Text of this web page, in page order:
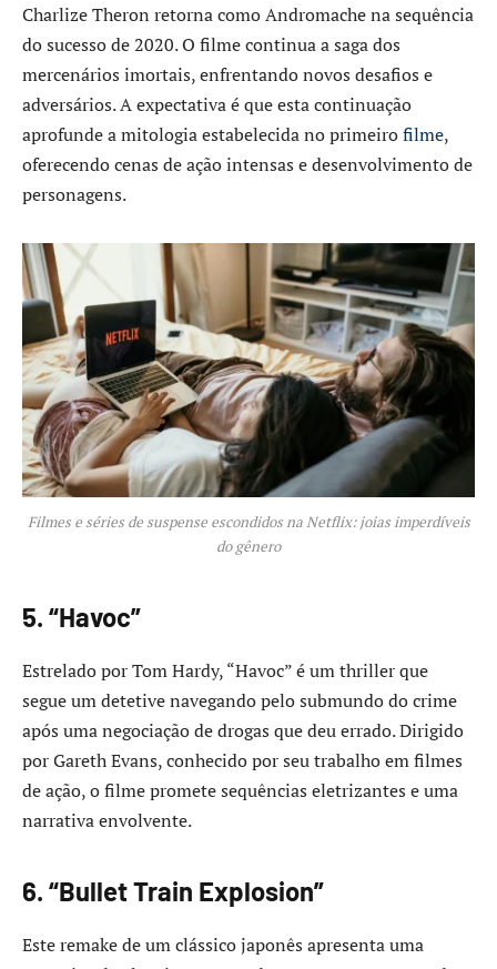
Charlize Theron retorna como Andromache na sequência
do sucesso de 2020. O filme continua a saga dos
mercenários imortais, enfrentando novos desafios e
adversários. A expectativa é que esta continuação
aprofunde a mitologia estabelecida no primeirofilme,
oferecendo cenas de ação intensas e desenvolvimento de
personagens.​
Filmes e séries de suspense escondidos na Netflix: joias imperdíveis
do gênero
5. “Havoc”
Estrelado por Tom Hardy, “Havoc” é um thriller que
segue um detetive navegando pelo submundo do crime
após uma negociação de drogas que deu errado. Dirigido
por Gareth Evans, conhecido por seu trabalho em filmes
de ação, o filme promete sequências eletrizantes e uma
narrativa envolvente. ​
6. “Bullet Train Explosion”
Este remake de um clássico japonês apresenta uma